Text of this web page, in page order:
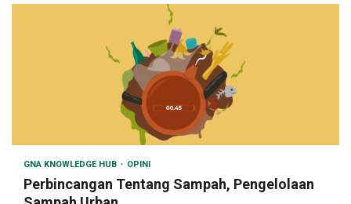
GNA KNOWLEDGE HUB OPINI
Perbincangan Tentang Sampah, Pengelolaan